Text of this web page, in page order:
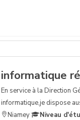
informatique
En service à la Direction
informatique,je dispose
Niamey
Niveau